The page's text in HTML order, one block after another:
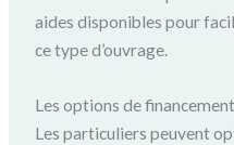
aides disponibles pour
ce type d’ouvrage.
Les options de financement
Les particuliers peuvent